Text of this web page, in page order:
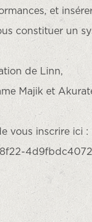
et
constituer un
de Linn,
Majik et
vous inscrire ici :
8f22-